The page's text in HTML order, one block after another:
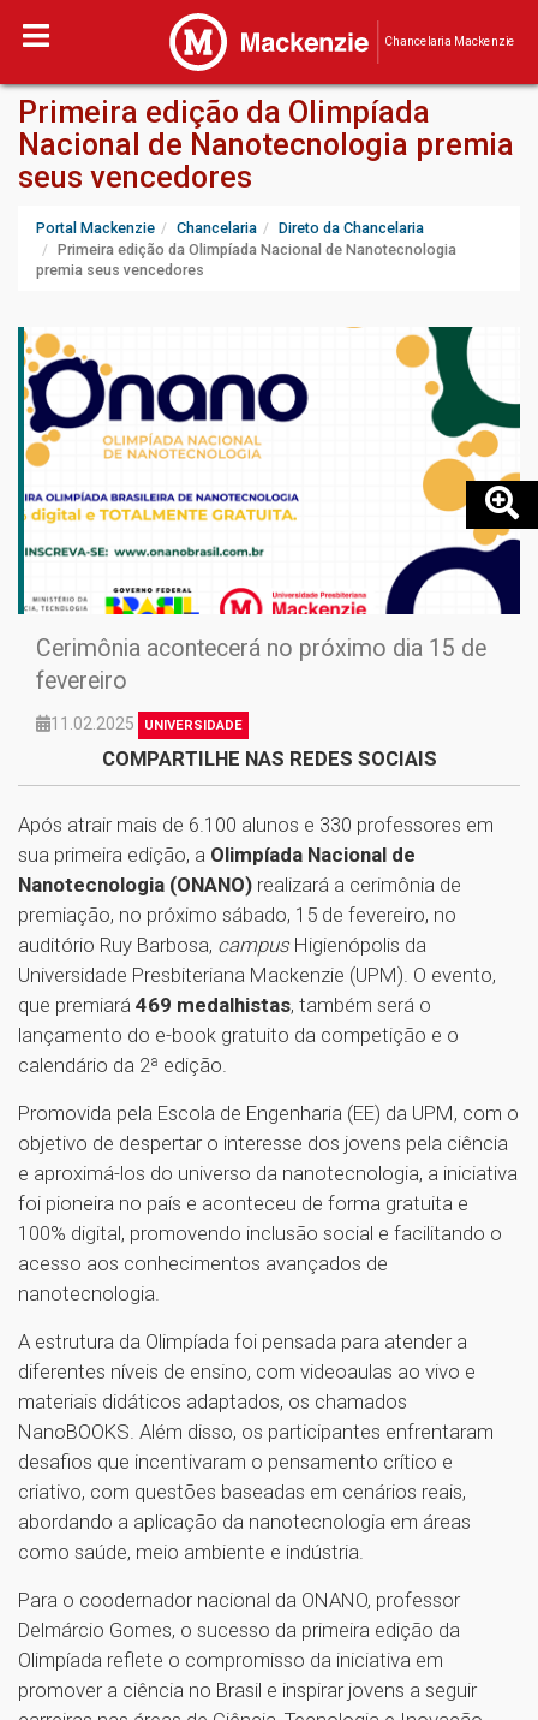
Chancelaria Mackenzie
Primeira edição da Olimpíada
Nacional de Nanotecnologia premia
seus vencedores
Portal Mackenzie Chancelaria
Direto da Chancelaria
Primeira edição da Olimpíada Nacional de Nanotecnologia
premia seus vencedores
Cerimônia acontecerá no próximo dia 15 de
fevereiro
11.02.2025 UNIVERSIDADE
COMPARTILHE NAS REDES SOCIAIS
Após atrair mais de 6.100 alunos e 330 professores em
sua primeira edição, a Olimpíada Nacional de
Nanotecnologia (ONANO) realizará a cerimônia de
premiação, no próximo sábado, 15 de fevereiro, no
auditório Ruy Barbosa, campus Higienópolis da
Universidade Presbiteriana Mackenzie (UPM). O evento,
que premiará 469 medalhistas, também será o
lançamento do e-book gratuito da competição e o
calendário da 2ª edição.
Promovida pela Escola de Engenharia (EE) da UPM, com o
objetivo de despertar o interesse dos jovens pela ciência
e aproximá-los do universo da nanotecnologia, a iniciativa
foi pioneira no país e aconteceu de forma gratuita e
100% digital, promovendo inclusão social e facilitando o
acesso aos conhecimentos avançados de
nanotecnologia.
A estrutura da Olimpíada foi pensada para atender a
diferentes níveis de ensino, com videoaulas ao vivo e
materiais didáticos adaptados, os chamados
NanoBOOKS. Além disso, os participantes enfrentaram
desafios que incentivaram o pensamento crítico e
criativo, com questões baseadas em cenários reais,
abordando a aplicação da nanotecnologia em áreas
como saúde, meio ambiente e indústria.
Para o coodernador nacional da ONANO, professor
Delmárcio Gomes, o sucesso da primeira edição da
Olimpíada reflete o compromisso da iniciativa em
promover a ciência no Brasil e inspirar jovens a seguir